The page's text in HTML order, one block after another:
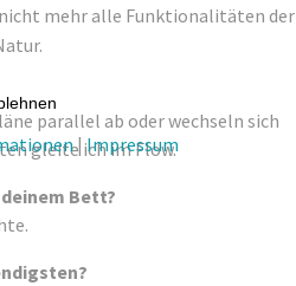
parallel ab oder wechseln sich
gleite ich im Flow.
Bett?
mehr alle Funktionalitäten der
|Impressum